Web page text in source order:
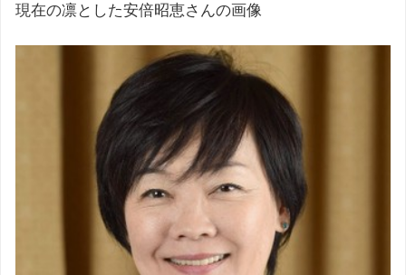
現在の凛とした安倍昭恵さんの画像